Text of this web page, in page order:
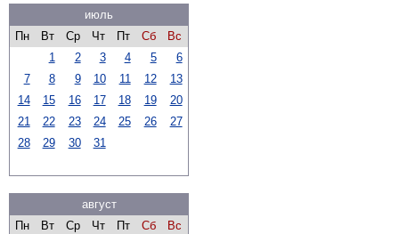
июль
Пн
Вт Ср Чт Пт Сб
Вс
1
2 3 4 5
6
7
8 9 10 11 12
13
14
15 16 17 18 19
20
21
22 23 24 25 26
27
28
29 30 31
август
Пн
Вт Ср Чт Пт Сб
Вс